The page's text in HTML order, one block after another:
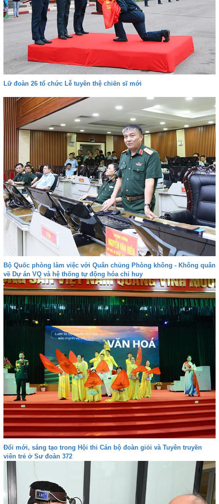
Lữ đoàn 26 tổ chức Lễ tuyên thệ chiến sĩ mới
Bộ Quốc phòng làm việc với Quân chủng Phòng không - Không quân
về Dự án VQ và hệ thống tự động hóa chỉ huy
Đổi mới, sáng tạo trong Hội thi Cán bộ đoàn giỏi và Tuyên truyền
viên trẻ ở Sư đoàn 372